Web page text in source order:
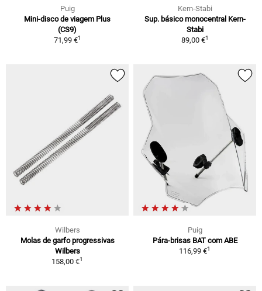
Puig
Mini-disco de viagem Plus
(CS9)
71,99 €1
Kern-Stabi
Sup. básico monocentral Kern-
Stabi
89,00 €1
Wilbers
Molas de garfo progressivas
Wilbers
158,00 €1
Puig
Pára-brisas BAT com ABE
116,99 €1